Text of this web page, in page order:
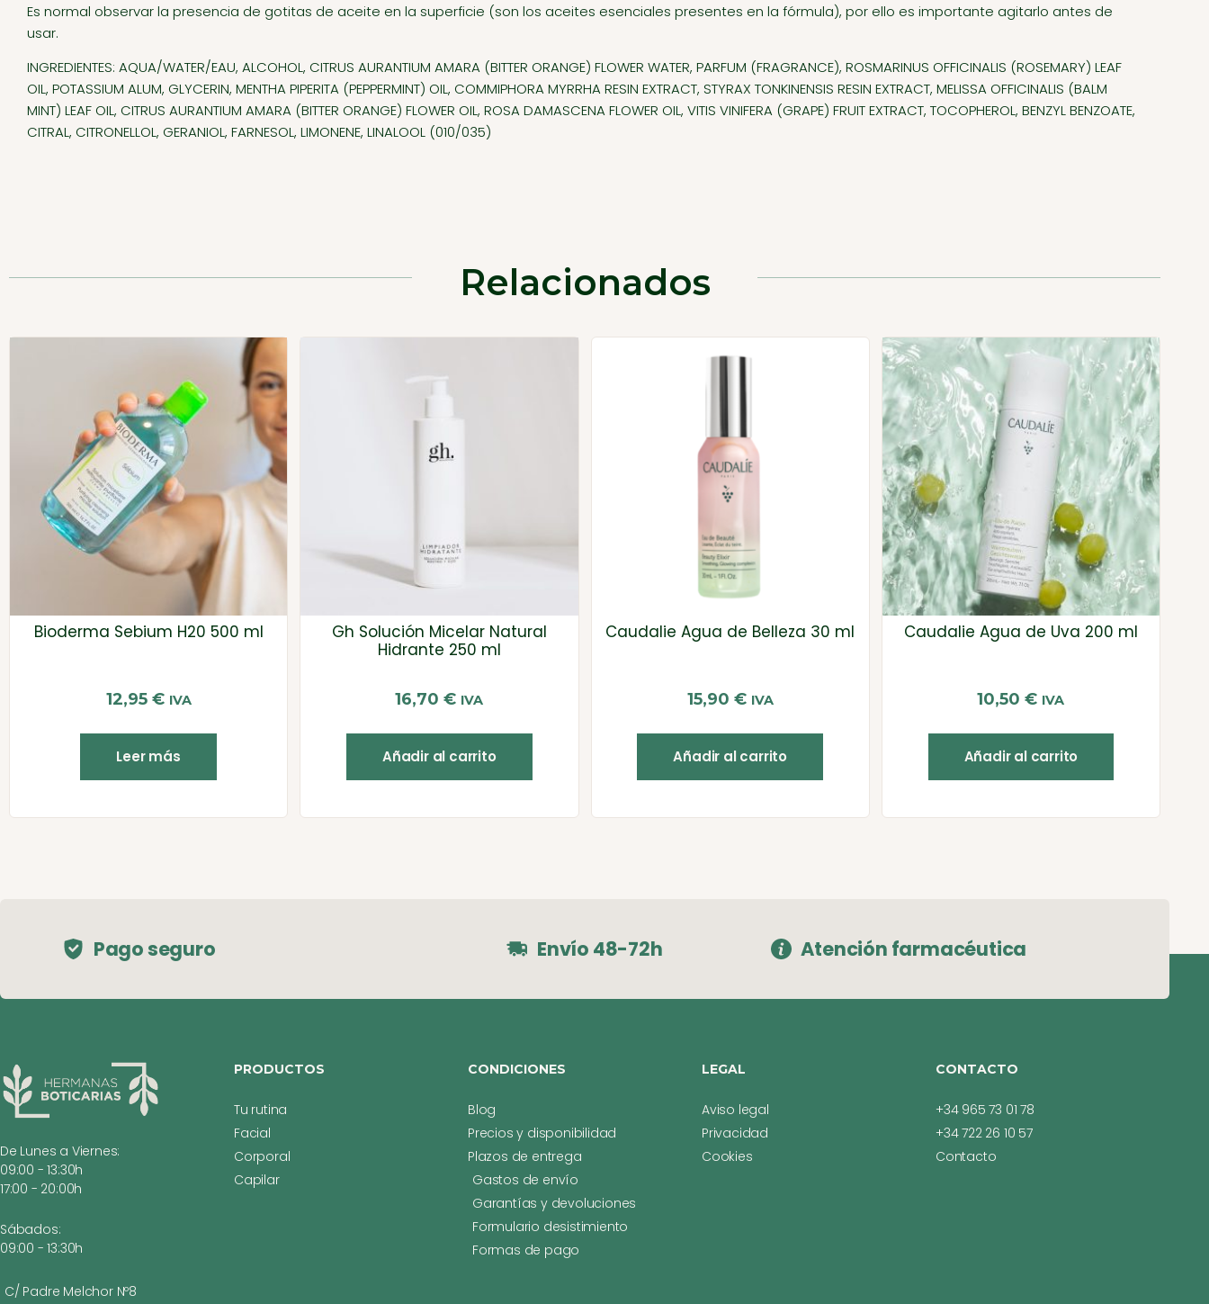
Es normal observar la presencia de gotitas de aceite en la superficie (son los aceites esenciales presentes en la fórmula), por ello es importante agitarlo antes de
usar.
INGREDIENTES: AQUA/WATER/EAU, ALCOHOL, CITRUS AURANTIUM AMARA (BITTER ORANGE) FLOWER WATER, PARFUM (FRAGRANCE), ROSMARINUS OFFICINALIS (ROSEMARY) LEAF
OIL, POTASSIUM ALUM, GLYCERIN, MENTHA PIPERITA (PEPPERMINT) OIL, COMMIPHORA MYRRHA RESIN EXTRACT, STYRAX TONKINENSIS RESIN EXTRACT, MELISSA OFFICINALIS (BALM
MINT) LEAF OIL, CITRUS AURANTIUM AMARA (BITTER ORANGE) FLOWER OIL, ROSA DAMASCENA FLOWER OIL, VITIS VINIFERA (GRAPE) FRUIT EXTRACT, TOCOPHEROL, BENZYL BENZOATE,
CITRAL, CITRONELLOL, GERANIOL, FARNESOL, LIMONENE, LINALOOL (010/035)
Relacionados
Bioderma Sebium H20 500 ml
12,95 € IVA
Leer más
Gh Solución Micelar Natural
Hidrante 250 ml
16,70€ IVA
Añadir al carrito
Caudalie Agua de Belleza 30 ml
15,90 € IVA
Añadir al carrito
Caudalie Agua de Uva 200 ml
10,50€ IVA
Añadir al carrito
Pago seguro Envío 48-72h Atención farmacéutica
De Lunes a Viernes:
09:00 - 13:30h
17:00 - 20:00h
Sábados:
09:00 - 13:30h
PRODUCTOS
Tu rutina
Facial
Corporal
Capilar
CONDICIONES
Blog
Precios y disponibilidad
Plazos de entrega
Gastos de envío
Garantías y devoluciones
Formulario desistimiento
Formas de pago
LEGAL
Aviso legal
Privacidad
Cookies
CONTACTO
+34 965 73 01 78
+34 722 26 10 57
Contacto
C/ Padre Melchor Nº8